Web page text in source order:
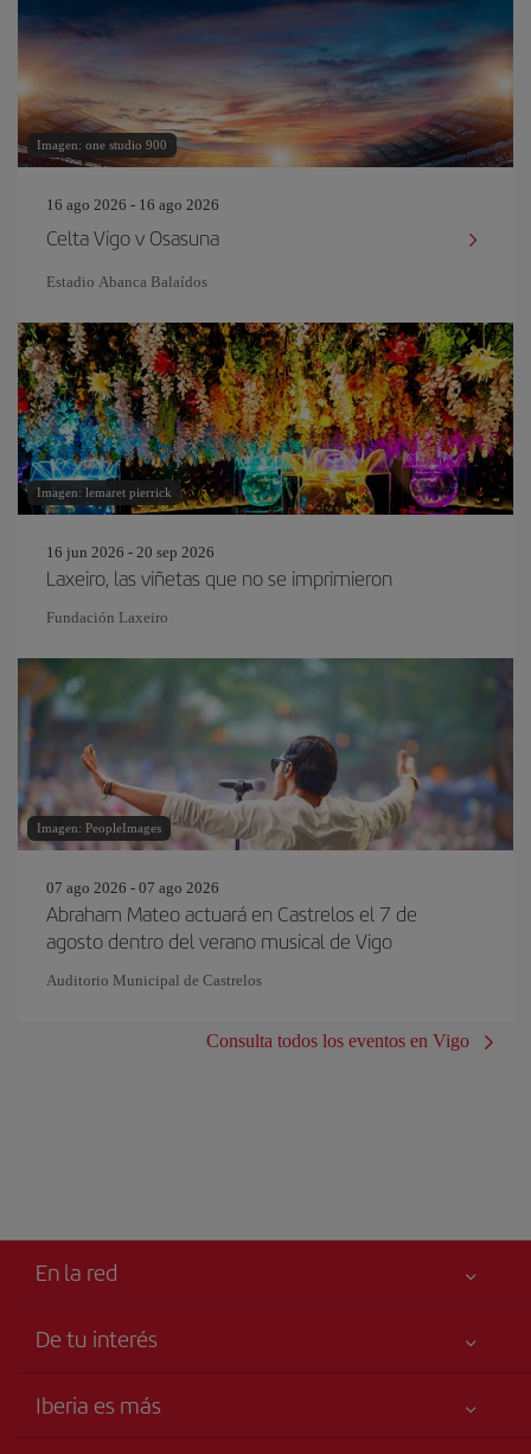
Imagen: one studio 900
16 ago 2026 - 16 ago 2026
Celta Vigo v Osasuna
Estadio Abanca Balaídos
Imagen: lemaret pierrick
16 jun 2026 - 20 sep 2026
Laxeiro, las viñetas que no se imprimieron
Fundación Laxeiro
Imagen: PeopleImages
07 ago 2026 - 07 ago 2026
Abraham Mateo actuará en Castrelos el 7 de
agosto dentro del verano musical de Vigo
Auditorio Municipal de Castrelos
Consulta todos los eventos en Vigo
En la red
De tu interés
Accesibilidad
Iberia es más